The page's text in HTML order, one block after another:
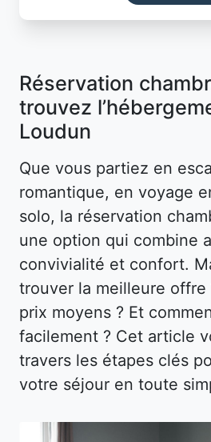
Réservation
trouvez
Loudun
Que vous partiez en
romantique, en voyage
solo, la réservation
une option qui combine
convivialité et confort.
trouver la meilleure offre
prix moyens ? Et
facilement ? Cet article
travers les étapes clés
votre séjour en toute